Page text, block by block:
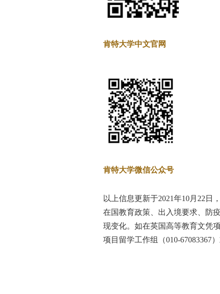
肯特大学中文官网
肯特大学微信公众号
以上信息更新于2021年10月22日
在国教育政策、出入境要求、防
现变化。如在英国高等教育文凭
项目留学工作组（010-67083367